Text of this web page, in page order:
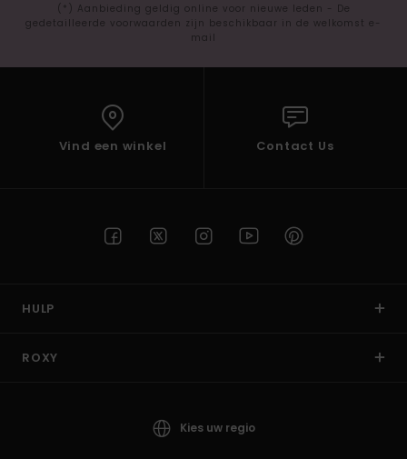
(*) Aanbieding geldig online voor nieuwe leden - De
gedetailleerde voorwaarden zijn beschikbaar in de welkomst e-
mail
Vind een winkel Contact Us
HULP
ROXY
Kies uw regio